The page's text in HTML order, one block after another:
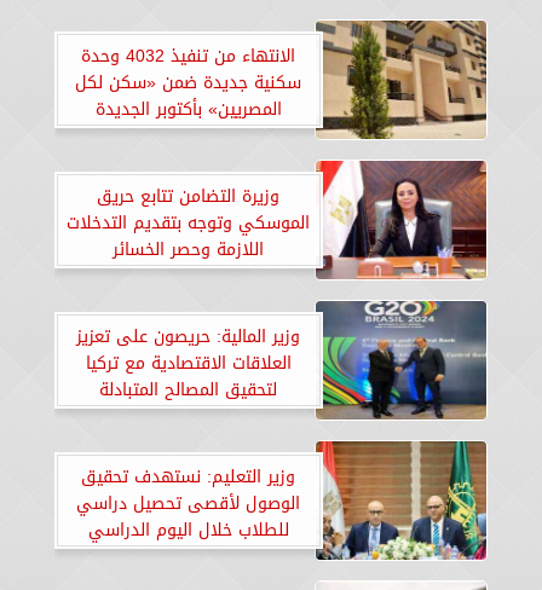
الانتهاء من تنفيذ 4032 وحدة
سكنية جديدة ضمن «سكن لكل
المصريين» بأكتوبر الجديدة
وزيرة التضامن تتابع حريق
الموسكي وتوجه بتقديم التدخلات
اللازمة وحصر الخسائر
وزير المالية: حريصون على تعزيز
العلاقات الاقتصادية مع تركيا
لتحقيق المصالح المتبادلة
وزير التعليم: نستهدف تحقيق
الوصول لأقصى تحصيل دراسي
للطلاب خلال اليوم الدراسي